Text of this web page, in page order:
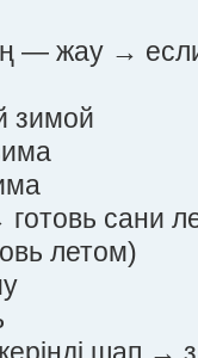
— жау →
зимой
сани
летом)
шап →